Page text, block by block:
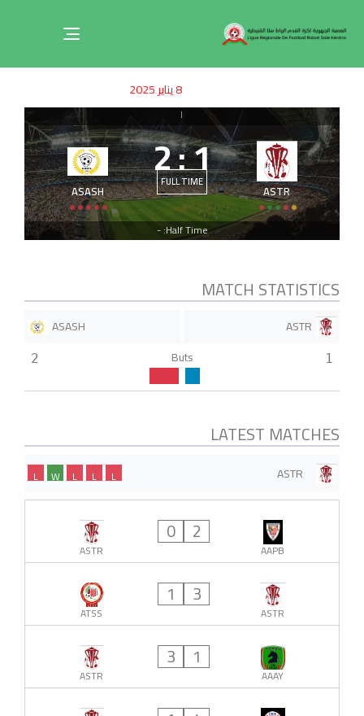
Toggle
IN:on:
8 يناير 2025
|
ASTR
1
:
2FULL TIME
ASASH
Half Time: -
MATCH STATISTICS
ASTR
ASASH
1
Buts
2
LATEST MATCHES
ASTR
L
L
L
W
L
ASTR
0 2
AAPB
ATSS
1 3
ASTR
ASTR
3 1
AAAY